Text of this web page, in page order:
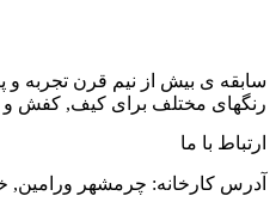
سابقه ی بیش از نیم قرن تجربه و
رنگهای مختلف برای کیف, کفش و
ارتباط با ما
آدرس کارخانه: چرمشهر ورامین, خیابان البرز,